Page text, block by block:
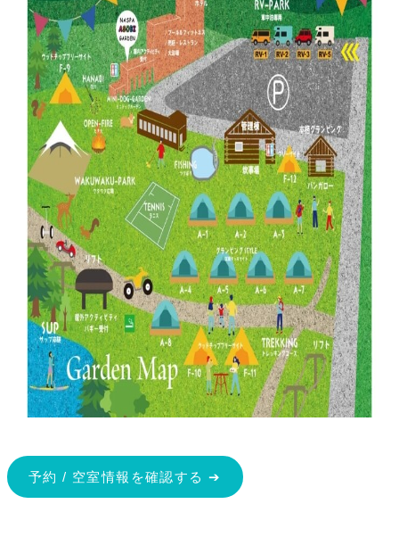
予約 / 空室情報を確認する ➔